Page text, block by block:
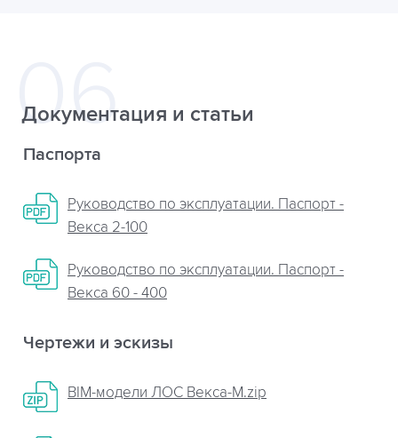
Документация и статьи
Паспорта
Руководство по эксплуатации. Паспорт -
Векса 2-100
Руководство по эксплуатации. Паспорт -
Векса 60 - 400
Чертежи и эскизы
BIM-модели ЛОС Векса-М.zip